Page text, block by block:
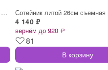
Сковорода литая 28см съемная ручка Черны
4 140 ₽
вернём до 920 ₽
81
В корзину